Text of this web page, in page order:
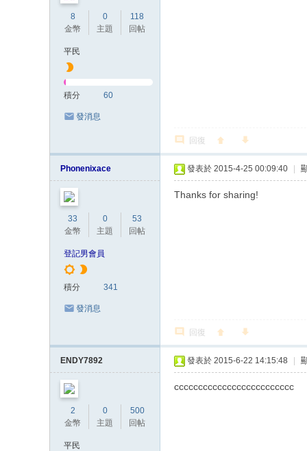
8
金幣
0
主題
118
回帖
平民
積分 60
發消息
回復
Phonenixace
33
金幣
0
主題
53
回帖
登記男會員
積分 341
發消息
發表於 2015-4-25 00:09:40
Thanks for sharing!
回復
ENDY7892
2
金幣
0
主題
500
回帖
平民
發表於 2015-6-22 14:15:48
ccccccccccccccccccccccccc